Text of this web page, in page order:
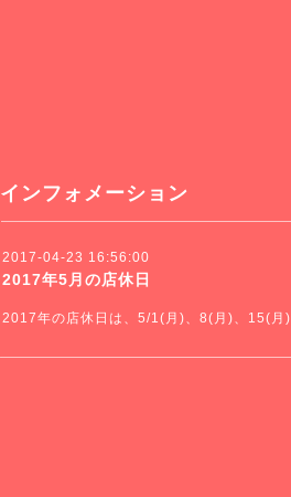
インフォメーション
2017-04-23 16:56:00
2017年5月の店休日
2017年の店休日は、5/1(月)、8(月)、15(月)